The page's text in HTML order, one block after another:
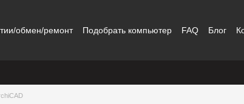
обмен/ремонт Подобрать компьютер FAQ Блог